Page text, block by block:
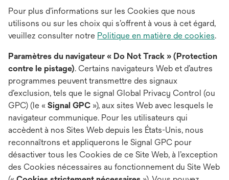
Pour plus d’informations sur les Cookies que nous
utilisons ou sur les choix qui s’offrent à vous à cet égard,
veuillez consulter notre Politique en matière de cookies.
Paramètres du navigateur « Do Not Track » (Protection
contre le pistage). Certains navigateurs Web et d’autres
programmes peuvent transmettre des signaux
d’exclusion, tels que le signal Global Privacy Control (ou
GPC) (le « Signal GPC »), aux sites Web avec lesquels le
navigateur communique. Pour les utilisateurs qui
accèdent à nos Sites Web depuis les États-Unis, nous
reconnaîtrons et appliquerons le Signal GPC pour
désactiver tous les Cookies de ce Site Web, à l’exception
des Cookies nécessaires au fonctionnement du Site Web